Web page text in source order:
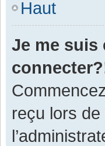
Haut
Je me suis
reçu lors